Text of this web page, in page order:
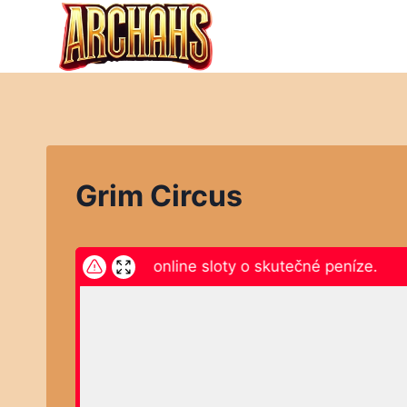
Přeskočit
Grim Circus
zde a hrajte online sloty o skutečné peníze.